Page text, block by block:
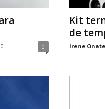
0
Kit
de
Irene Onate